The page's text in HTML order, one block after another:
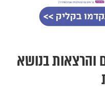
והרצאות בנושא